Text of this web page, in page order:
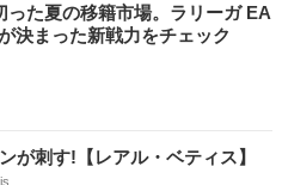
った夏の移籍市場。ラリーガ EA
決まった新戦力をチェック
が刺す!【レアル・ベティス】